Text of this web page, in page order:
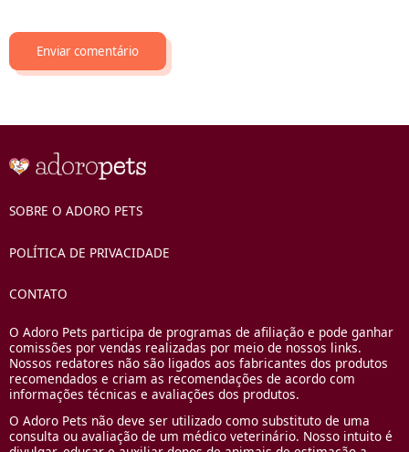
SOBRE O ADORO PETS
POLÍTICA DE PRIVACIDADE
CONTATO
O Adoro Pets participa de programas de afiliação e pode ganhar
comissões por vendas realizadas por meio de nossos links.
Nossos redatores não são ligados aos fabricantes dos produtos
recomendados e criam as recomendações de acordo com
informações técnicas e avaliações dos produtos.
O Adoro Pets não deve ser utilizado como substituto de uma
consulta ou avaliação de um médico veterinário. Nosso intuito é